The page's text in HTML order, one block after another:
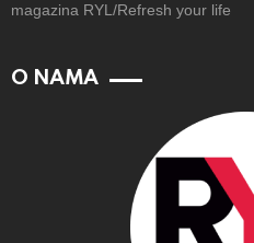
magazina RYL/Refresh your life
O NAMA